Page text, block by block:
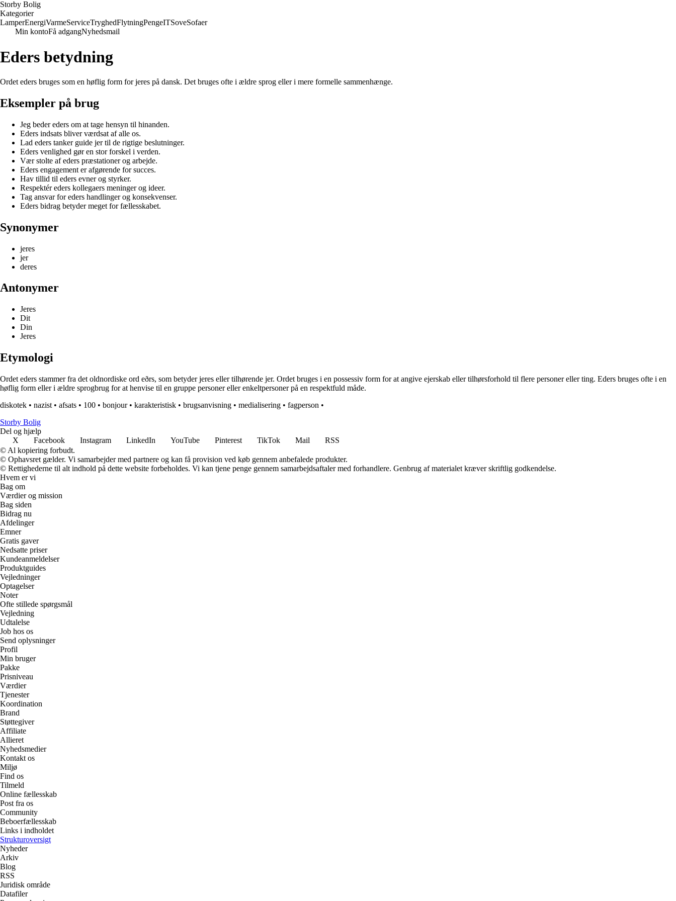
Storby Bolig
Kategorier
LamperEnergiVarmeServiceTryghedFlytningPengeITSoveSofaer
Min kontoFå adgangNyhedsmail
Eders betydning
Ordet eders bruges som en høflig form for jeres på dansk. Det bruges ofte i ældre sprog eller i mere formelle sammenhænge.
Eksempler på brug
Jeg beder eders om at tage hensyn til hinanden.
Eders indsats bliver værdsat af alle os.
Lad eders tanker guide jer til de rigtige beslutninger.
Eders venlighed gør en stor forskel i verden.
Vær stolte af eders præstationer og arbejde.
Eders engagement er afgørende for succes.
Hav tillid til eders evner og styrker.
Respektér eders kollegaers meninger og ideer.
Tag ansvar for eders handlinger og konsekvenser.
Eders bidrag betyder meget for fællesskabet.
Synonymer
jeres
jer
deres
Antonymer
Jeres
Dit
Din
Jeres
Etymologi
Ordet eders stammer fra det oldnordiske ord eðrs, som betyder jeres eller tilhørende jer. Ordet bruges i en possessiv form for at angive ejerskab eller tilhørsforhold til flere personer eller ting. Eders bruges ofte i en
høflig form eller i ældre sprogbrug for at henvise til en gruppe personer eller enkeltpersoner på en respektfuld måde.
diskotek • nazist • afsats • 100 • bonjour• karakteristisk • brugsanvisning • medialisering • fagperson •
Storby Bolig
Del og hjælp
X
Facebook Instagram LinkedIn YouTube Pinterest TikTok Mail
RSS
© Al kopiering forbudt.
© Ophavsret gælder. Vi samarbejder med partnere og kan få provision ved køb gennem anbefalede produkter.
© Rettighederne til alt indhold på dette website forbeholdes. Vi kan tjene penge gennem samarbejdsaftaler med forhandlere. Genbrug af materialet kræver skriftlig godkendelse.
Hvem er vi
Bag om
Værdier og mission
Bag siden
Bidrag nu
Afdelinger
Emner
Gratis gaver
Nedsatte priser
Kundeanmeldelser
Produktguides
Vejledninger
Optagelser
Noter
Ofte stillede spørgsmål
Vejledning
Udtalelse
Job hos os
Send oplysninger
Profil
Min bruger
Pakke
Prisniveau
Værdier
Tjenester
Koordination
Brand
Støttegiver
Affiliate
Allieret
Nyhedsmedier
Kontakt os
Miljø
Find os
Tilmeld
Online fællesskab
Post fra os
Community
Beboerfællesskab
Links i indholdet
Strukturoversigt
Nyheder
Arkiv
Blog
RSS
Juridisk område
Datafiler